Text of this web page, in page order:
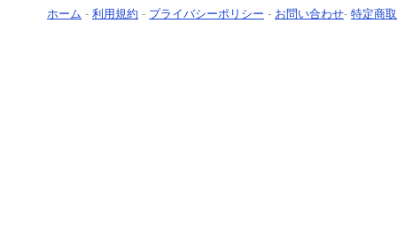
ホーム - 利用規約 - プライバシーポリシー - お問い合わせ- 特定商